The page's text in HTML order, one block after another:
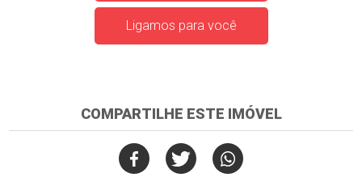
Ligamos para você
COMPARTILHE ESTE IMÓVEL